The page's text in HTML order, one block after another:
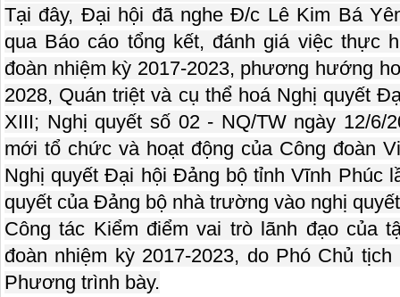
Tại đây, Đại hội đã nghe Đ/c Lê Kim Bá
qua Báo cáo tổng kết, đánh giá việc thực
đoàn nhiệm kỳ 2017-2023, phương hướng
2028, Quán triệt và cụ thể hoá Nghị quyết
XIII; Nghị quyết số 02 - NQ/TW ngày 12/6/
mới tổ chức và hoạt động của Công đoàn
Nghị quyết Đại hội Đảng bộ tỉnh Vĩnh Phúc
quyết của Đảng bộ nhà trường vào nghị
Công tác Kiểm điểm vai trò lãnh đạo của
đoàn nhiệm kỳ 2017-2023, do Phó Chủ
Phương trình bày.